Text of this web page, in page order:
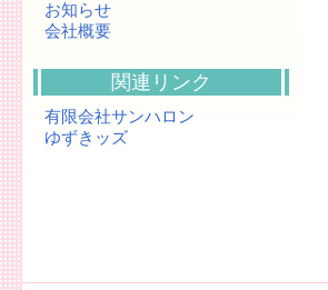
お知らせ
会社概要
関連リンク
有限会社サンハロン
ゆずきッズ